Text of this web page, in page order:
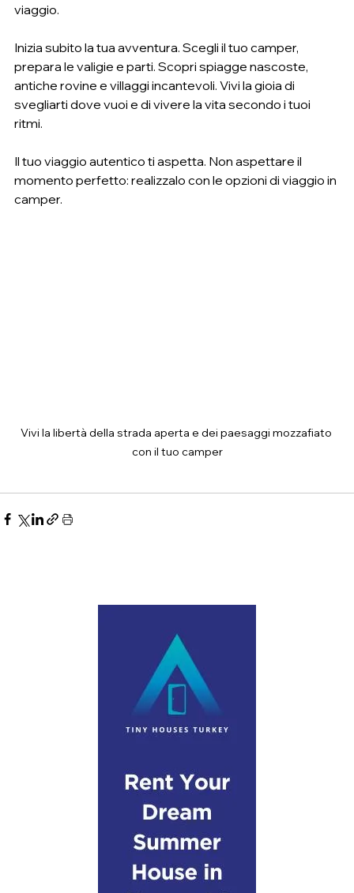
viaggio.
Inizia subito la tua avventura. Scegli il tuo camper,
prepara le valigie e parti. Scopri spiagge nascoste,
antiche rovine e villaggi incantevoli. Vivi la gioia di
svegliarti dove vuoi e di vivere la vita secondo i tuoi
ritmi.
Il tuo viaggio autentico ti aspetta. Non aspettare il
momento perfetto: realizzalo con le opzioni di viaggio in
camper.
Vivi la libertà della strada aperta e dei paesaggi mozzafiato
con il tuo camper